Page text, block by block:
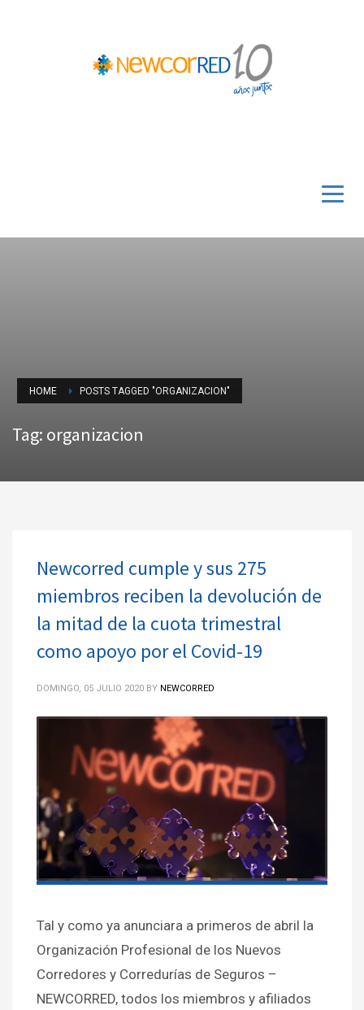
HOME POSTS TAGGED "ORGANIZACION"
Tag: organizacion
Newcorred cumple y sus 275
miembros reciben la devolución de
la mitad de la cuota trimestral
como apoyo por el Covid-19
DOMINGO, 05 JULIO 2020 BY NEWCORRED
Tal y como ya anunciara a primeros de abril la
Organización Profesional de los Nuevos
Corredores y Corredurías de Seguros –
NEWCORRED, todos los miembros y afiliados